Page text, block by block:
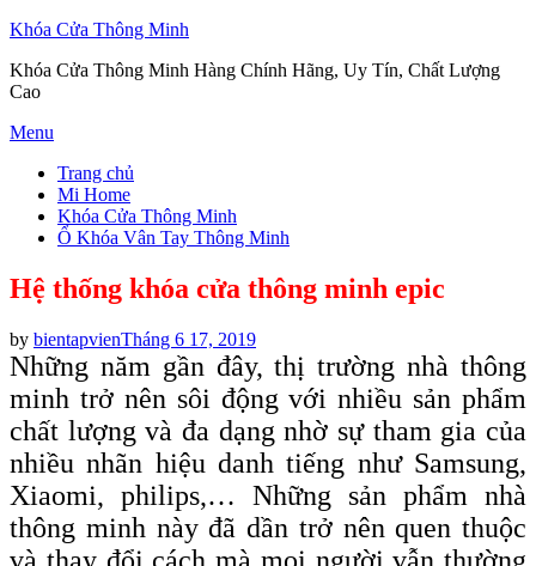
Khóa Cửa Thông Minh
Khóa Cửa Thông Minh Hàng Chính Hãng, Uy Tín, Chất Lượng
Cao
Skip
content
Menu
Trang chủ
Mi Home
Khóa Cửa Thông Minh
Ổ Khóa Vân Tay Thông Minh
Hệ thống khóa cửa thông minh epic
by bientapvienPosted
on
Tháng 6 17, 2019
Những năm gần đây, thị trường nhà thông
minh trở nên sôi động với nhiều sản phẩm
chất lượng và đa dạng nhờ sự tham gia của
nhiều nhãn hiệu danh tiếng như Samsung,
Xiaomi, philips,… Những sản phẩm nhà
thông minh này đã dần trở nên quen thuộc